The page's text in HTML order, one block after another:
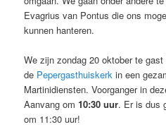
Evagrius van Pontus die ons
kunnen hanteren.
We zijn zondag 20 oktober te
de Pepergasthuiskerk in een
Martinidiensten. Voorganger in
Aanvang om10:30 uur. Er is dus
om 11:30 uur!